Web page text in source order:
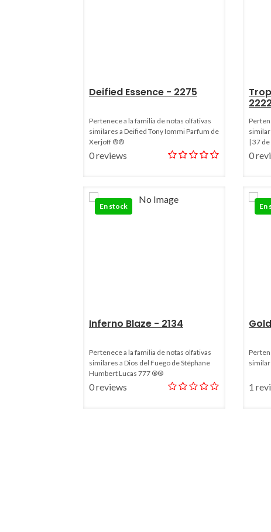
Deified Essence - 2275
Pertenece a la familia de notas olfativas
similares a Deified Tony Iommi Parfum de
Xerjoff ®®
0 reviews
2222
| 37
0
En stock
Inferno Blaze - 2134
Pertenece a la familia de notas olfativas
similares a Dios del Fuego de Stéphane
Humbert Lucas 777 ®®
0 reviews
En
1